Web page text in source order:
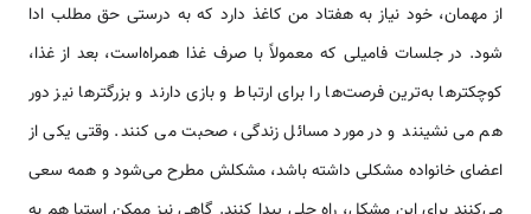
از مهمان، خود نیاز به هفتاد من کاغذ دارد که به درستی حق مطلب ادا
شود. در جلسات فامیلی که معمولاً با صرف غذا همرا‌‌‌‌‌‌‌‌ه‌‌‌‌‌‌‌‌‌است، بعد از غذا،
کوچک­تر‌‌‌‌‌‌‌‌ها به‌‌‌‌‌‌‌ترین فرصت‌‌‌‌‌‌‌‌‌‌‌‌‌‌ها را برای ارتباط و بازی دارند و بزرگ­تر‌‌‌‌‌‌‌‌ها نیز دور
هم می نشینند و در مورد مسائل زندگی، صحبت می کنند. وقتی یکی از
اعضای خانواده مشکلی داشته باشد، مشکلش مطرح ‌‌‌‌‌‌می‌شود و همه سعی